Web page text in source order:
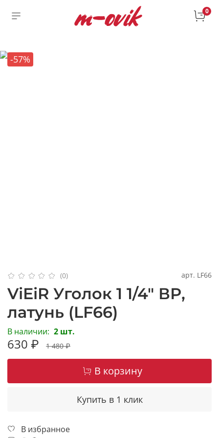
0
-57%
(0) арт. LF66
ViEiR Уголок 1 1/4" ВР,
латунь (LF66)
В наличии: 2 шт.
630 ₽ 1 480 ₽
В корзину
Купить в 1 клик
В избранное